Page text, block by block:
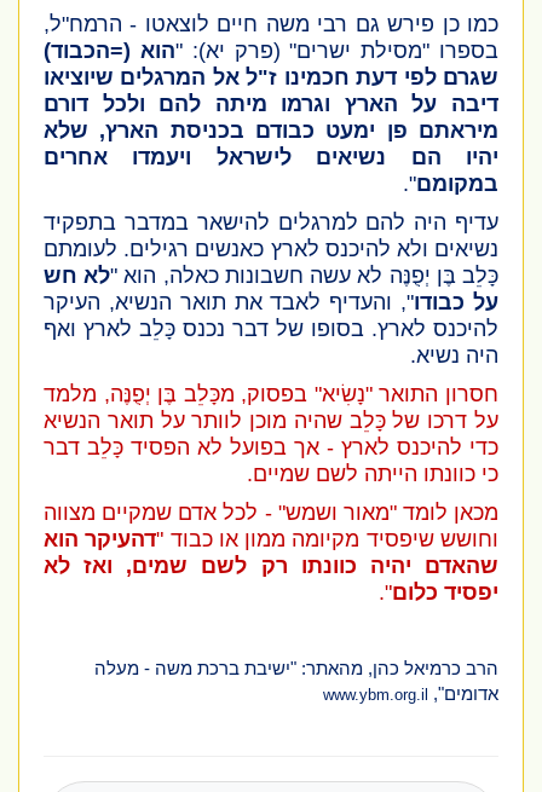
כמו כן פירש גם רבי משה חיים לוצאטו - הרמח"ל,
בספרו "מסילת ישרים"(פרק יא): " הוא (=הכבוד)
שגרם לפי דעת חכמינו ז"ל אל המרגלים שיוציאו
דיבה על הארץ וגרמו מיתה להם ולכל דורם
מיראתם פן ימעט כבודם בכניסת הארץ, שלא
יהיו הם נשיאים לישראל ויעמדו אחרים
במקומם".
עדיף היה להם למרגלים להישאר במדבר בתפקיד
נשיאים ולא להיכנס לארץ כאנשים רגילים. לעומתם
כָּלֵב בֶּן יְפֻנֶּהלא עשה חשבונות כאלה, הוא "לא חש
על כבודו", והעדיף לאבד את תואר הנשיא, העיקר
להיכנס לארץ. בסופו של דבר נכנסכָּלֵב לארץ ואף
היה נשיא.
חסרון התואר "נָשִׂיא" בפסוק, מ כָּלֵב בֶּן יְפֻנֶּה, מלמד
על דרכו שלכָּלֵבשהיה מוכן לוותר על תואר הנשיא
כדי להיכנס לארץ - אך בפועל לא הפסידכָּלֵב דבר
כי כוונתו הייתה לשם שמיים.
מכאן לומד "מאור ושמש" - לכל אדם שמקיים מצווה
וחושש שיפסיד מקיומה ממון או כבוד "דהעיקר הוא
שהאדם יהיה כוונתו רק לשם שמים, ואז לא
יפסיד כלום".
הרב כרמיאל כהן, מהאתר: "ישיבת ברכת משה - מעלה
אדומים",www.ybm.org.il